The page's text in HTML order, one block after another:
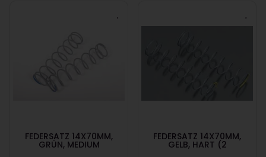
FEDERSATZ 14X70MM,
GRÜN, MEDIUM
FEDERSATZ 14X70MM,
GELB, HART (2